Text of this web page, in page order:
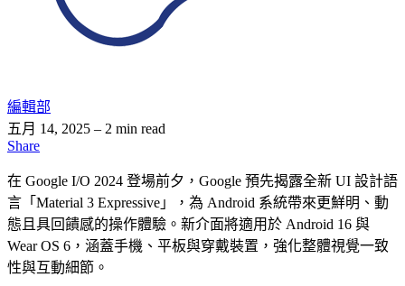
編輯部
五月 14, 2025 – 2 min read
Share
在 Google I/O 2024 登場前夕，Google 預先揭露全新 UI 設計語
言「Material 3 Expressive」，為 Android 系統帶來更鮮明、動
態且具回饋感的操作體驗。新介面將適用於 Android 16 與
Wear OS 6，涵蓋手機、平板與穿戴裝置，強化整體視覺一致
性與互動細節。